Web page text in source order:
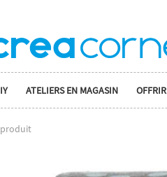
ATELIERS EN MAGASIN OFFRIR